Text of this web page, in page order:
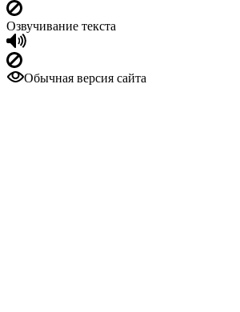
Озвучивание текста
Обычная версия сайта